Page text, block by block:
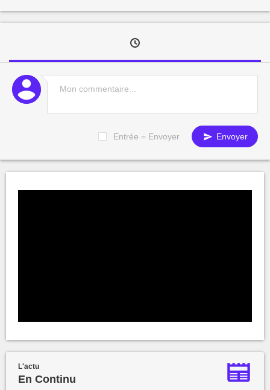
Entrée = Envoyer Envoyer
L'actu
En Continu